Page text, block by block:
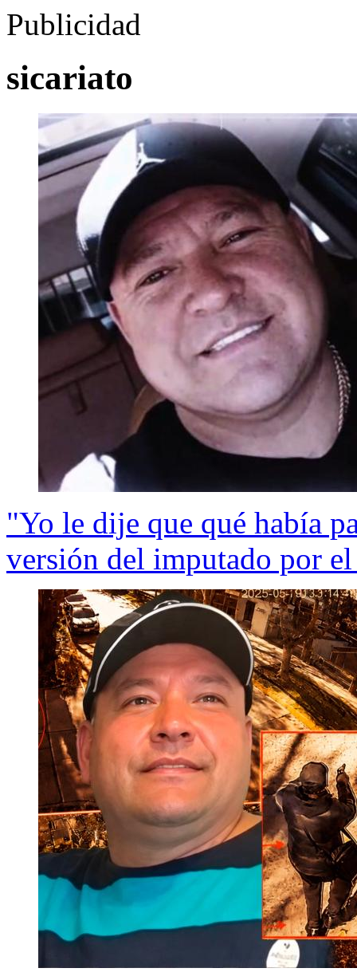
Publicidad
sicariato
"Yo le dije que qué había
versión del imputado por